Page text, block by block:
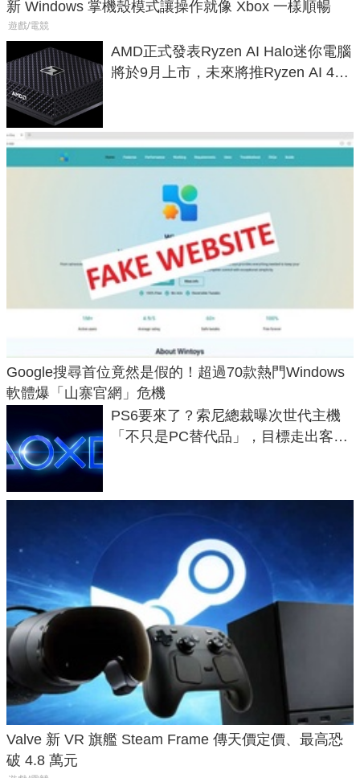
新 Windows 掌機殼模式讓操作就像 Xbox 一樣順暢
遊戲/電競
AMD正式發表Ryzen AI Halo迷你電腦
將於9月上市，未來將推Ryzen AI 400
Google搜尋首位竟然是假的！超過70款熱門Windows
軟體爆「山寨官網」危機
PS6要來了？索尼總裁曝次世代主機
「不只是PC替代品」，目標走出客
Valve 新 VR 旗艦 Steam Frame 傳天價定價、最高恐
破 4.8 萬元